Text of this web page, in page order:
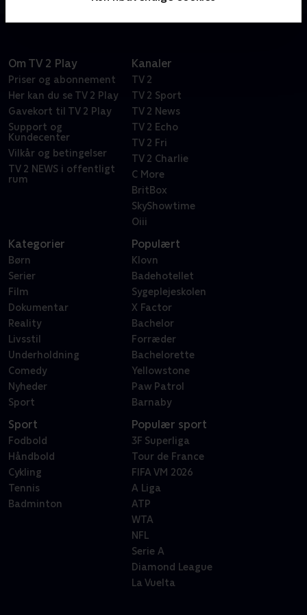
Om TV 2 Play
Priser og abonnement
Her kan du se TV 2 Play
Gavekort til TV 2 Play
Support og
Kundecenter
Vilkår og betingelser
TV 2 NEWS i offentligt
rum
Kanaler
TV 2
TV 2 Sport
TV 2 News
TV 2 Echo
TV 2 Fri
TV 2 Charlie
C More
BritBox
SkyShowtime
Oiii
Kategorier
Børn
Serier
Film
Dokumentar
Reality
Livsstil
Underholdning
Comedy
Nyheder
Sport
Populært
Klovn
Badehotellet
Sygeplejeskolen
X Factor
Bachelor
Forræder
Bachelorette
Yellowstone
Paw Patrol
Barnaby
Sport
Fodbold
Håndbold
Cykling
Tennis
Badminton
Populær sport
3F Superliga
Tour de France
FIFA VM 2026
A Liga
ATP
WTA
NFL
Serie A
Diamond League
La Vuelta